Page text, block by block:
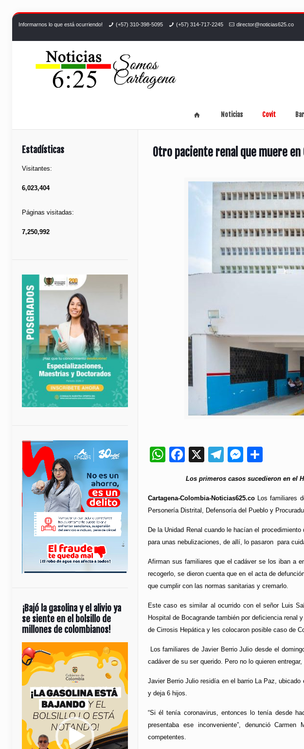
Informarnos lo que está ocurriendo! (+57) 310-398-5095 (+57) 314-717-2245 director@noticias625.co
Noticias Covit
Otro paciente renal que muere
WhatsApp
Facebook
X Telegram
Los primeros casos sucedieron en el
Cartagena-Colombia-Noticias625.co Los familiares
Personería Distrital, Defensoría del Pueblo y
De la Unidad Renal cuando le hacían el
para unas nebulizaciones, de allí, lo pasaron para
Afirman sus familiares que el cadáver se los iban a
recogerlo, se dieron cuenta que en el acta de
que cumplir con las normas sanitarias y cremarlo.
Este caso es similar al ocurrido con el señor Luis
Hospital de Bocagrande también por deficiencia
de Cirrosis Hepática y les colocaron posible caso de
Los familiares de Javier Berrio Julio desde el
cadáver de su ser querido. Pero no lo quieren
Javier Berrio Julio residía en el barrio La Paz,
y deja 6 hijos.
“Si él tenía coronavirus, entonces lo tenía desde
presentaba ese inconveniente”, denunció
competentes.
Estadísticas
Visitantes:
6,023,404
Páginas visitadas:
7,250,992
¡Bajó la gasolina y el alivio ya
se siente en el bolsillo de
millones de colombianos!
Reproductor
de
vídeo